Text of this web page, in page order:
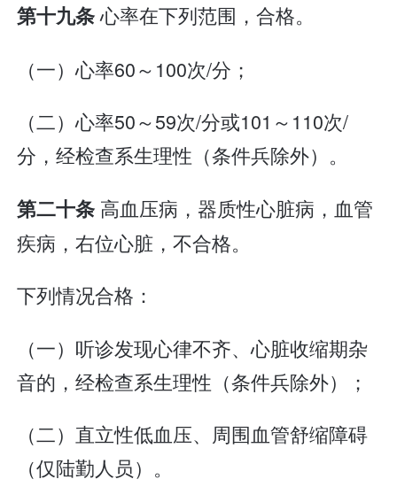
第十九条心率在下列范围，合格。
（一）心率60～100次/分；
（二）心率50～59次/分或101～110次/
分，经检查系生理性（条件兵除外）。
第二十条 高血压病，器质性心脏病，血管
疾病，右位心脏，不合格。
下列情况合格：
（一）听诊发现心律不齐、心脏收缩期杂
音的，经检查系生理性（条件兵除外）；
（二）直立性低血压、周围血管舒缩障碍
（仅陆勤人员）。